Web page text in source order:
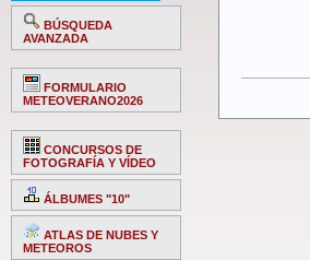
BÚSQUEDA
AVANZADA
FORMULARIO
METEOVERANO2026
CONCURSOS DE
FOTOGRAFÍA Y VÍDEO
ÁLBUMES "10"
ATLAS DE NUBES Y
METEOROS